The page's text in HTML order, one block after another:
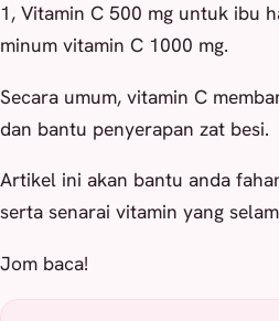
1, Vitamin C 500 mg untuk ibu
minum vitamin C 1000 mg.
Secara umum, vitamin C
dan bantu penyerapan zat besi.
Artikel ini akan bantu anda
serta senarai vitamin yang
Jom baca!